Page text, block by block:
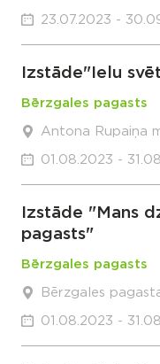
23.07.2023 -
Izstāde"Ielu
Bērzgales pagasts
Antona Rupaiņa
01.08.2023 -
Izstāde "Mans
pagasts"
Bērzgales pagasts
Bērzgales
01.08.2023 -